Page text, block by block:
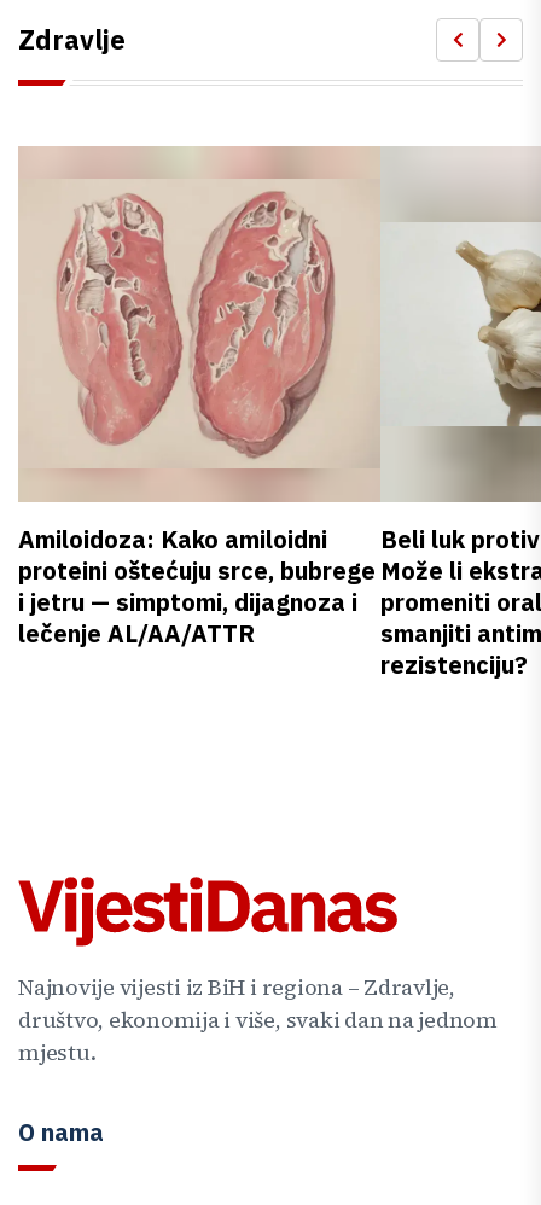
Zdravlje
Amiloidoza: Kako amiloidni
proteini oštećuju srce, bubrege
i jetru — simptomi, dijagnoza i
lečenje AL/AA/ATTR
Beli luk
Može li
promeniti
smanjiti
rezistenciju?
Najnovije vijesti iz BiH i regiona – Zdravlje,
društvo, ekonomija i više, svaki dan na jednom
mjestu.
O nama